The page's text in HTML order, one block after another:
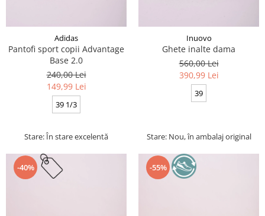
Adidas
Pantofi sport copii Advantage
Base 2.0
240,00 Lei
149,99 Lei
39 1/3
Stare: În stare excelentă
Inuovo
Ghete inalte dama
560,00 Lei
390,99 Lei
39
Stare: Nou, în ambalaj original
-40% -55%